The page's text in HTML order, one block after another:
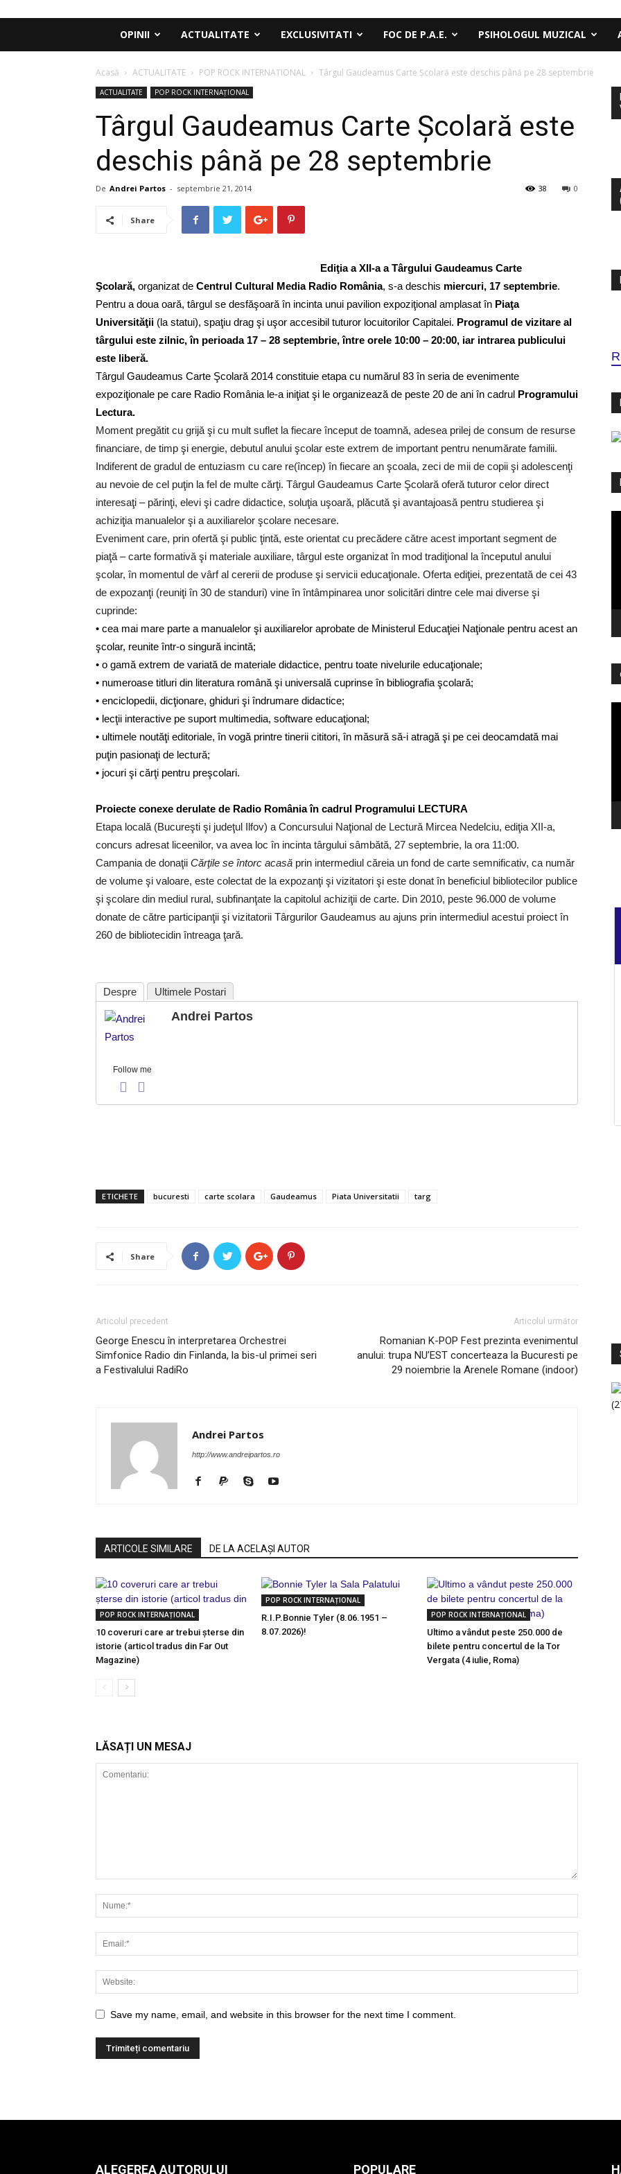
OPINII ACTUALITATE EXCLUSIVITATI FOC DE P.A.E. PSIHOLOGUL MUZICAL
Acasă ACTUALITATE POP ROCK INTERNAȚIONAL Târgul Gaudeamus Carte Şcolară este deschis până pe 28 septembrie
ACTUALITATE POP ROCK INTERNAȚIONAL
Târgul Gaudeamus Carte Şcolară este
deschis până pe 28 septembrie
De Andrei Partos - septembrie 21, 2014 0
38
Share
Ediţia a XII-a a Târgului Gaudeamus Carte
Şcolară, organizat de Centrul Cultural Media Radio România, s-a deschis miercuri, 17 septembrie.
Pentru a doua oară, târgul se desfăşoară în incinta unui pavilion expoziţional amplasat în Piaţa
Universităţii (la statui), spaţiu drag şi uşor accesibil tuturor locuitorilor Capitalei. Programul de vizitare al
târgului este zilnic, în perioada 17 – 28 septembrie, între orele 10:00 – 20:00, iar intrarea publicului
este liberă.
Târgul Gaudeamus Carte Şcolară 2014 constituie etapa cu numărul 83 în seria de evenimente
expoziţionale pe care Radio România le-a iniţiat şi le organizează de peste 20 de ani în cadrul Programului
Lectura.
Moment pregătit cu grijă şi cu mult suflet la fiecare început de toamnă, adesea prilej de consum de resurse
financiare, de timp şi energie, debutul anului şcolar este extrem de important pentru nenumărate familii.
Indiferent de gradul de entuziasm cu care re(încep) în fiecare an şcoala, zeci de mii de copii şi adolescenţi
au nevoie de cel puţin la fel de multe cărţi. Târgul Gaudeamus Carte Şcolară oferă tuturor celor direct
interesaţi – părinţi, elevi şi cadre didactice, soluţia uşoară, plăcută şi avantajoasă pentru studierea şi
achiziţia manualelor şi a auxiliarelor şcolare necesare.
Eveniment care, prin ofertă şi public ţintă, este orientat cu precădere către acest important segment de
piaţă – carte formativă şi materiale auxiliare, târgul este organizat în mod tradiţional la începutul anului
şcolar, în momentul de vârf al cererii de produse şi servicii educaţionale. Oferta ediţiei, prezentată de cei 43
de expozanţi (reuniţi în 30 de standuri) vine în întâmpinarea unor solicitări dintre cele mai diverse şi
cuprinde:
• cea mai mare parte a manualelor şi auxiliarelor aprobate de Ministerul Educaţiei Naţionale pentru acest an
şcolar, reunite într-o singură incintă;
• o gamă extrem de variată de materiale didactice, pentru toate nivelurile educaţionale;
• numeroase titluri din literatura română şi universală cuprinse în bibliografia şcolară;
• enciclopedii, dicţionare, ghiduri şi îndrumare didactice;
• lecţii interactive pe suport multimedia, software educaţional;
• ultimele noutăţi editoriale, în vogă printre tinerii cititori, în măsură să-i atragă şi pe cei deocamdată mai
puţin pasionaţi de lectură;
• jocuri şi cărţi pentru preşcolari.
Proiecte conexe derulate de Radio România în cadrul Programului LECTURA
Etapa locală (Bucureşti şi judeţul Ilfov) a Concursului Naţional de Lectură Mircea Nedelciu, ediţia XII-a,
concurs adresat liceenilor, va avea loc în incinta târgului sâmbătă, 27 septembrie, la ora 11:00.
Campania de donaţii Cărţile se întorc acasă prin intermediul căreia un fond de carte semnificativ, ca număr
de volume şi valoare, este colectat de la expozanţi şi vizitatori şi este donat în beneficiul bibliotecilor publice
şi şcolare din mediul rural, subfinanţate la capitolul achiziţii de carte. Din 2010, peste 96.000 de volume
donate de către participanţii şi vizitatorii Târgurilor Gaudeamus au ajuns prin intermediul acestui proiect în
260 de bibliotecidin întreaga ţară.
Despre Ultimele Postari
Follow me
Andrei Partos
ETICHETE bucuresti carte scolara Gaudeamus Piata Universitatii targ
Share
Articolul precedent
George Enescu în interpretarea Orchestrei
Simfonice Radio din Finlanda, la bis-ul primei seri
a Festivalului RadiRo
Articolul următor
Romanian K-POP Fest prezinta evenimentul
anului: trupa NU’EST concerteaza la Bucuresti pe
29 noiembrie la Arenele Romane (indoor)
Andrei Partos
http://www.andreipartos.ro
ARTICOLE SIMILARE DE LA ACELAȘI AUTOR
POP ROCK INTERNAȚIONAL
10 coveruri care ar trebui șterse din
istorie (articol tradus din Far Out
Magazine)
POP ROCK INTERNAȚIONAL
R.I.P.Bonnie Tyler (8.06.1951 –
8.07.2026)!
POP ROCK INTERNAȚIONAL
Ultimo a vândut peste 250.000 de
bilete pentru concertul de la Tor
Vergata (4 iulie, Roma)
LĂSAȚI UN MESAJ
Save my name, email, and website in this browser for the next time I comment.
ALEGEREA AUTORULUI POPULARE